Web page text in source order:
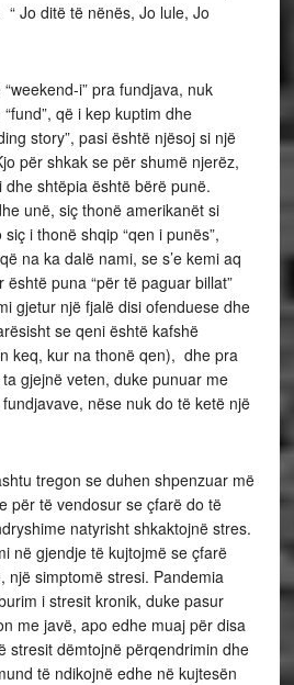
“ Jo ditë të nënës, Jo lule, Jo
i” pra fundjava, nuk
që i kep kuptim dhe
story”, pasi është njësoj si një
për shkak se për shumë njerëz,
shtëpia është bërë punë.
unë, siç thonë amerikanët si
i thonë shqip “qen i punës”,
na ka dalë nami, se s’e kemi aq
puna “për të paguar billat”
gjetur një fjalë disi ofenduese dhe
se qeni është kafshë
keq, kur na thonë qen), dhe pra
gjejnë veten, duke punuar me
nëse nuk do të ketë një
tregon se duhen shpenzuar më
për të vendosur se çfarë do të
natyrisht shkaktojnë stres.
në gjendje të kujtojmë se çfarë
një simptomë stresi. Pandemia
i stresit kronik, duke pasur
me javë, apo edhe muaj për disa
stresit dëmtojnë përqendrimin dhe
të ndikojnë edhe në kujtesën